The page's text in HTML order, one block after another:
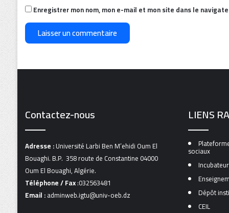
Enregistrer mon nom, mon e-mail et mon site dans le
Contactez-nous
Adresse :Université Larbi Ben M’ehidi Oum El
Bouaghi. B.P. 358 route de Constantine 04000
Oum El Bouaghi, Algérie.
Téléphone / Fax:032563481
Email :adminweb.igtu@univ-oeb.dz
LIENS
sociaux
Dépôt
CEIL